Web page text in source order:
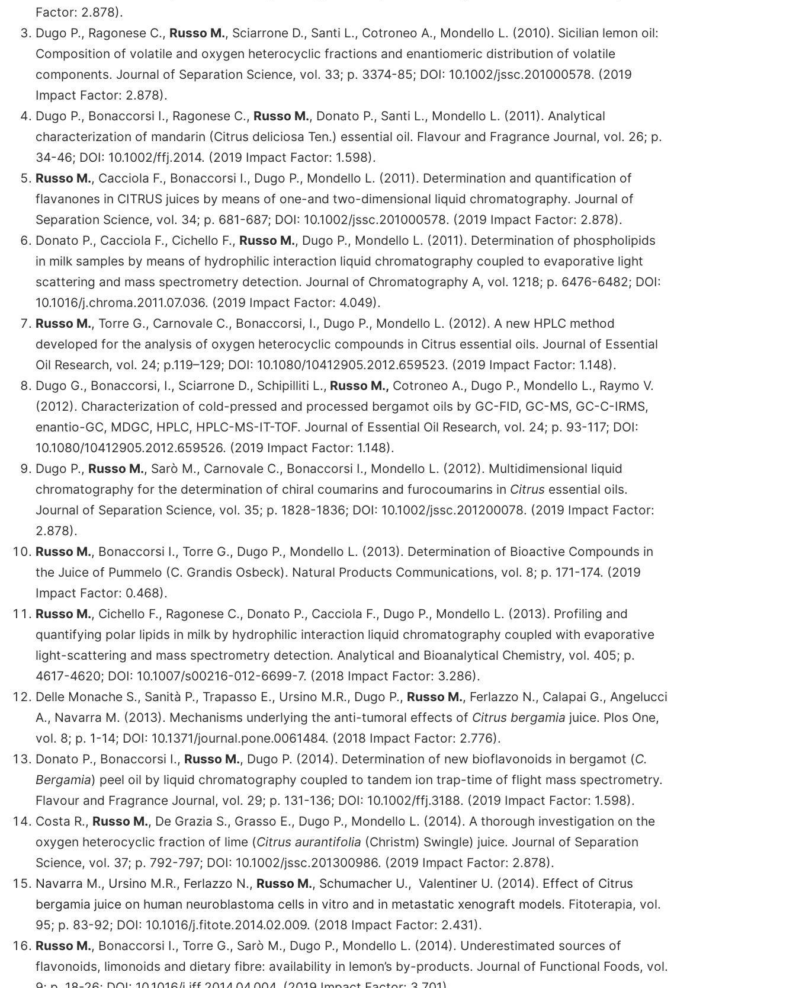
Factor: 2.878).
Dugo P., Ragonese C., Russo M., Sciarrone D., Santi L., Cotroneo A., Mondello L. (2010). Sicilian lemon oil:
Composition of volatile and oxygen heterocyclic fractions and enantiomeric distribution of volatile
components. Journal of Separation Science, vol. 33; p. 3374-85; DOI: 10.1002/jssc.201000578. (2019
Impact Factor: 2.878).
Dugo P., Bonaccorsi I., Ragonese C., Russo M., Donato P., Santi L., Mondello L. (2011). Analytical
characterization of mandarin (Citrus deliciosa Ten.) essential oil. Flavour and Fragrance Journal, vol. 26; p.
34-46; DOI: 10.1002/ffj.2014. (2019 Impact Factor: 1.598).
Russo M., Cacciola F., Bonaccorsi I., Dugo P., Mondello L. (2011). Determination and quantification of
flavanones in CITRUS juices by means of one-and two-dimensional liquid chromatography. Journal of
Separation Science, vol. 34; p. 681-687; DOI: 10.1002/jssc.201000578. (2019 Impact Factor: 2.878).
Donato P., Cacciola F., Cichello F., Russo M., Dugo P., Mondello L. (2011). Determination of phospholipids
in milk samples by means of hydrophilic interaction liquid chromatography coupled to evaporative light
scattering and mass spectrometry detection. Journal of Chromatography A, vol. 1218; p. 6476-6482; DOI:
10.1016/j.chroma.2011.07.036. (2019 Impact Factor: 4.049).
Russo M., Torre G., Carnovale C., Bonaccorsi, I., Dugo P., Mondello L. (2012). A new HPLC method
developed for the analysis of oxygen heterocyclic compounds in Citrus essential oils. Journal of Essential
Oil Research, vol. 24; p.119–129; DOI: 10.1080/10412905.2012.659523. (2019 Impact Factor: 1.148).
Dugo G., Bonaccorsi, I., Sciarrone D., Schipilliti L., Russo M., Cotroneo A., Dugo P., Mondello L., Raymo V.
(2012). Characterization of cold-pressed and processed bergamot oils by GC-FID, GC-MS, GC-C-IRMS,
enantio-GC, MDGC, HPLC, HPLC-MS-IT-TOF. Journal of Essential Oil Research, vol. 24; p. 93-117; DOI:
10.1080/10412905.2012.659526. (2019 Impact Factor: 1.148).
Dugo P., Russo M., Sarò M., Carnovale C., Bonaccorsi I., Mondello L. (2012). Multidimensional liquid
chromatography for the determination of chiral coumarins and furocoumarins in Citrus essential oils.
Journal of Separation Science, vol. 35; p. 1828-1836; DOI: 10.1002/jssc.201200078. (2019 Impact Factor:
2.878).
Russo M., Bonaccorsi I., Torre G., Dugo P., Mondello L. (2013). Determination of Bioactive Compounds in
the Juice of Pummelo (C. Grandis Osbeck). Natural Products Communications, vol. 8; p. 171-174. (2019
Impact Factor: 0.468).
Russo M., Cichello F., Ragonese C., Donato P., Cacciola F., Dugo P., Mondello L. (2013). Profiling and
quantifying polar lipids in milk by hydrophilic interaction liquid chromatography coupled with evaporative
light-scattering and mass spectrometry detection. Analytical and Bioanalytical Chemistry, vol. 405; p.
4617-4620; DOI: 10.1007/s00216-012-6699-7. (2018 Impact Factor: 3.286).
Delle Monache S., Sanità P., Trapasso E., Ursino M.R., Dugo P., Russo M., Ferlazzo N., Calapai G., Angelucci
A., Navarra M. (2013). Mechanisms underlying the anti-tumoral effects of Citrus bergamia juice. Plos One,
vol. 8; p. 1-14; DOI: 10.1371/journal.pone.0061484. (2018 Impact Factor: 2.776).
Donato P., Bonaccorsi I., Russo M., Dugo P. (2014). Determination of new bioflavonoids in bergamot (C.
Bergamia) peel oil by liquid chromatography coupled to tandem ion trap-time of flight mass spectrometry.
Flavour and Fragrance Journal, vol. 29; p. 131-136; DOI: 10.1002/ffj.3188. (2019 Impact Factor: 1.598).
Costa R., Russo M., De Grazia S., Grasso E., Dugo P., Mondello L. (2014). A thorough investigation on the
oxygen heterocyclic fraction of lime (Citrus aurantifolia (Christm) Swingle) juice. Journal of Separation
Science, vol. 37; p. 792-797; DOI: 10.1002/jssc.201300986. (2019 Impact Factor: 2.878).
Navarra M., Ursino M.R., Ferlazzo N., Russo M., Schumacher U., Valentiner U. (2014). Effect of Citrus
bergamia juice on human neuroblastoma cells in vitro and in metastatic xenograft models. Fitoterapia, vol.
95; p. 83-92; DOI: 10.1016/j.fitote.2014.02.009. (2018 Impact Factor: 2.431).
Russo M., Bonaccorsi I., Torre G., Sarò M., Dugo P., Mondello L. (2014). Underestimated sources of
flavonoids, limonoids and dietary fibre: availability in lemon’s by-products. Journal of Functional Foods, vol.